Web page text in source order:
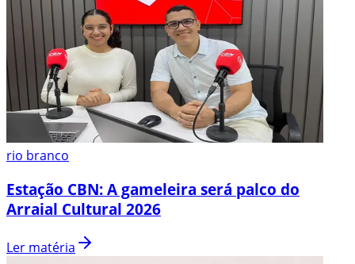
rio branco
Estação CBN: A gameleira será palco do
Arraial Cultural 2026
Ler matéria